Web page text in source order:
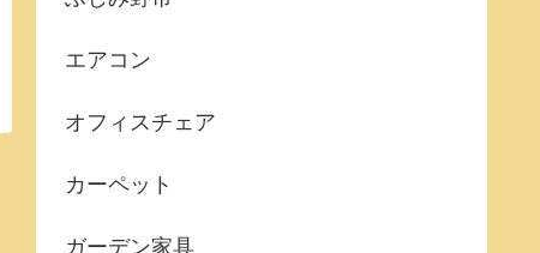
エアコン
オフィスチェア
カーペット
ガーデン家具